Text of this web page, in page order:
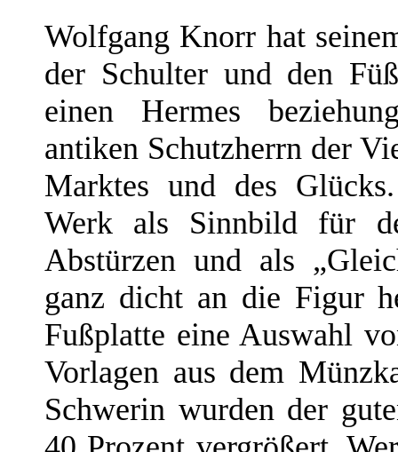
Wolfgang Knorr hat
der Schulter und den
einen Hermes
antiken Schutzherrn der
Marktes und des
Werk als Sinnbild für
Abstürzen und als
ganz dicht an die Figur
Fußplatte eine Auswahl
Vorlagen aus dem
Schwerin wurden der